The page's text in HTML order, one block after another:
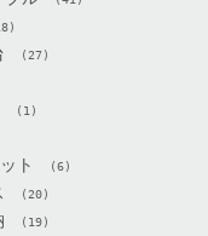
(27)
(1)
ト (6)
(20)
(19)